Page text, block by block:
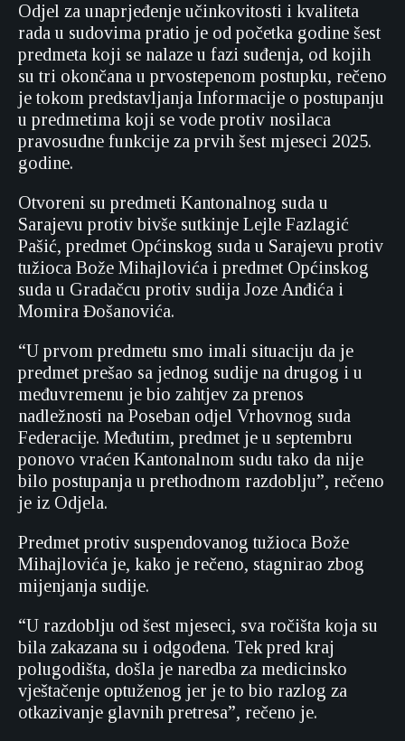
Odjel za unaprjeđenje učinkovitosti i kvaliteta
rada u sudovima pratio je od početka godine šest
predmeta koji se nalaze u fazi suđenja, od kojih
su tri okončana u prvostepenom postupku, rečeno
je tokom predstavljanja Informacije o postupanju
u predmetima koji se vode protiv nosilaca
pravosudne funkcije za prvih šest mjeseci 2025.
godine.
Otvoreni su predmeti Kantonalnog suda u
Sarajevu protiv bivše sutkinje Lejle Fazlagić
Pašić, predmet Općinskog suda u Sarajevu protiv
tužioca Bože Mihajlovića i predmet Općinskog
suda u Gradačcu protiv sudija Joze Anđića i
Momira Đošanovića.
“U prvom predmetu smo imali situaciju da je
predmet prešao sa jednog sudije na drugog i u
međuvremenu je bio zahtjev za prenos
nadležnosti na Poseban odjel Vrhovnog suda
Federacije. Međutim, predmet je u septembru
ponovo vraćen Kantonalnom sudu tako da nije
bilo postupanja u prethodnom razdoblju”, rečeno
je iz Odjela.
Predmet protiv suspendovanog tužioca Bože
Mihajlovića je, kako je rečeno, stagnirao zbog
mijenjanja sudije.
“U razdoblju od šest mjeseci, sva ročišta koja su
bila zakazana su i odgođena. Tek pred kraj
polugodišta, došla je naredba za medicinsko
vještačenje optuženog jer je to bio razlog za
otkazivanje glavnih pretresa”, rečeno je.